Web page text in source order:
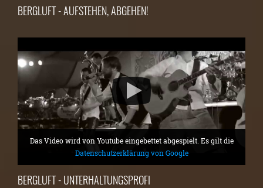
BERGLUFT - AUFSTEHEN, ABGEHEN!
Das Video wird von Youtube eingebettet abgespielt. Es gilt die
Datenschutzerklärung von Google
BERGLUFT - UNTERHALTUNGSPROFI